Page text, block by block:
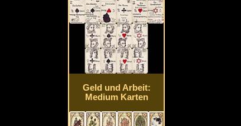
Geld und Arbeit:
Medium Karten